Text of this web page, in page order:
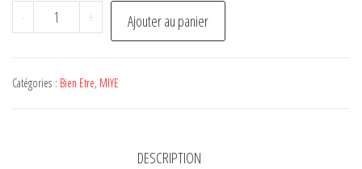
-
quantité
de
Sérénité
+ Ajouter au panier
Catégories : Bien Etre, MIYE
DESCRIPTION